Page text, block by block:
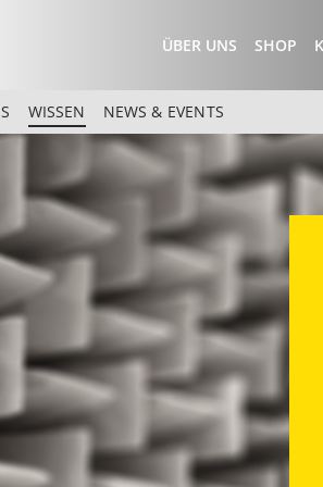
WISSEN NEWS & EVENTS
ÜBER UNS SHOP